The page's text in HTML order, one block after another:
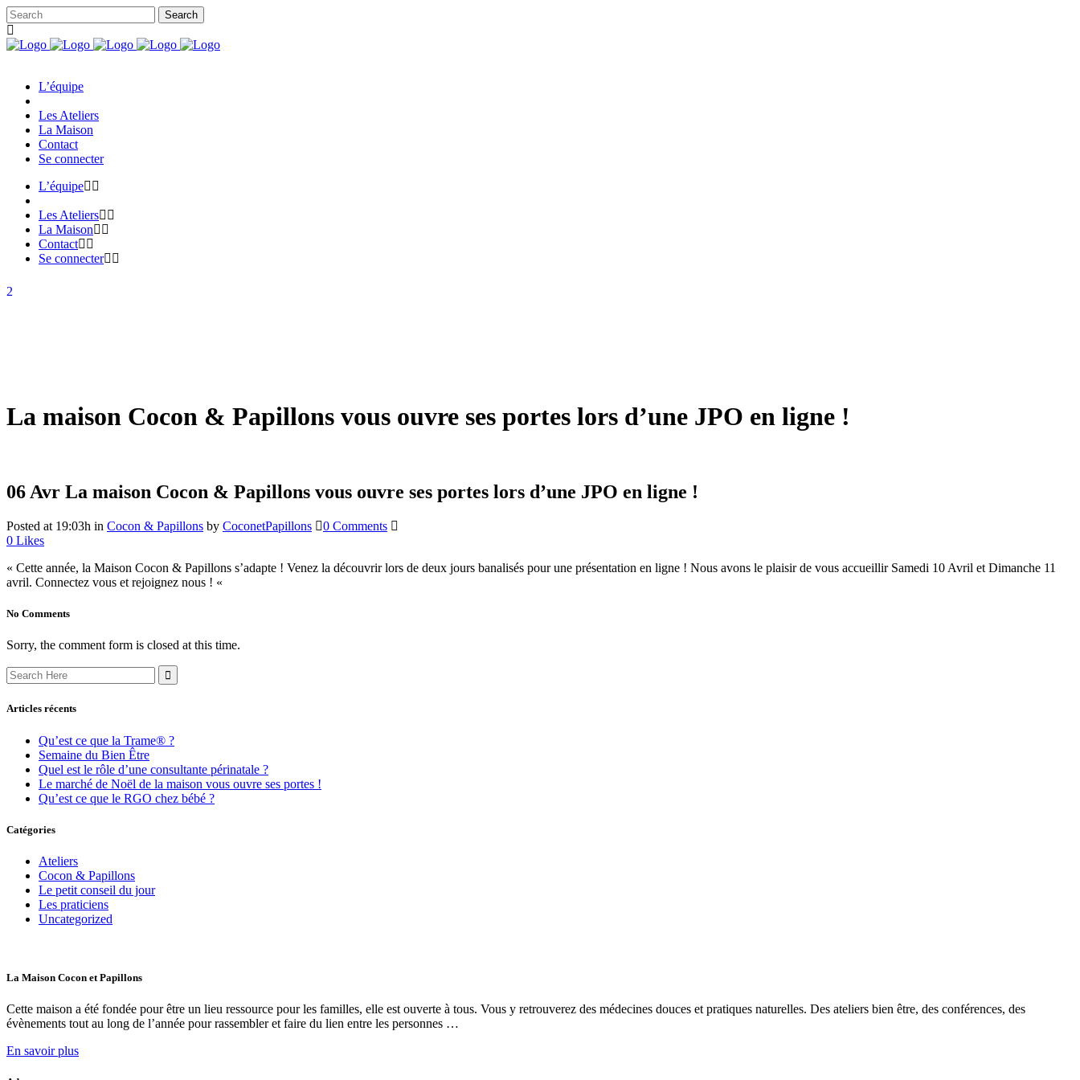
L’équipe
Les Ateliers
La Maison
Contact
Se connecter
L’équipe
Les Ateliers
La Maison
Contact
Se connecter
La maison Cocon & Papillons vous ouvre ses portes lors d’une JPO en ligne !
06 Avr La maison Cocon & Papillons vous ouvre ses portes lors d’une JPO en ligne !
Posted at 19:03h in Cocon & Papillons by CoconetPapillons
0 Comments
0 Likes
« Cette année, la Maison Cocon & Papillons s’adapte ! Venez la découvrir lors de deux jours banalisés pour une présentation en ligne ! Nous avons le plaisir de vous accueillir Samedi 10 Avril et Dimanche 11
avril. Connectez vous et rejoignez nous ! «
No Comments
Sorry, the comment form is closed at this time.
Search
for:
Articles récents
Qu’est ce que la Trame® ?
Semaine du Bien Être
Quel est le rôle d’une consultante périnatale ?
Le marché de Noël de la maison vous ouvre ses portes !
Qu’est ce que le RGO chez bébé ?
Catégories
Ateliers
Cocon & Papillons
Le petit conseil du jour
Les praticiens
Uncategorized
La Maison Cocon et Papillons
Cette maison a été fondée pour être un lieu ressource pour les familles, elle est ouverte à tous. Vous y retrouverez des médecines douces et pratiques naturelles. Des ateliers bien être, des conférences, des
évènements tout au long de l’année pour rassembler et faire du lien entre les personnes …
En savoir plus